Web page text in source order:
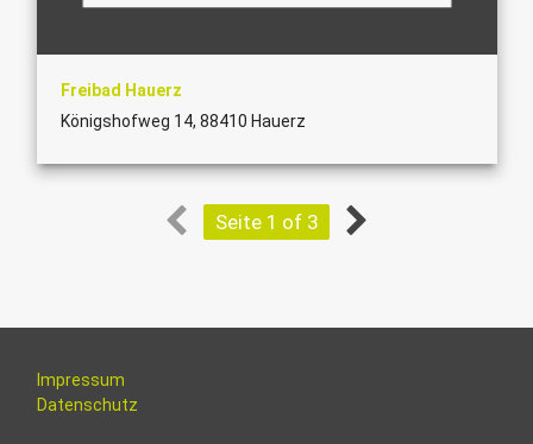
Freibad Hauerz
Königshofweg 14, 88410 Hauerz
Seite 1 of 3
Impressum
Datenschutz